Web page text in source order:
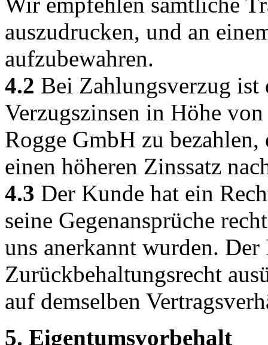
auszudrucken, und an
aufzubewahren.
4.2 Bei Zahlungsverzug
Verzugszinsen in Höhe
Rogge GmbH zu bezahlen,
einen höheren Zinssatz
4.3 Der Kunde hat ein
seine Gegenansprüche
uns anerkannt wurden.
Zurückbehaltungsrecht
auf demselben
5. Eigentumsvorbehalt